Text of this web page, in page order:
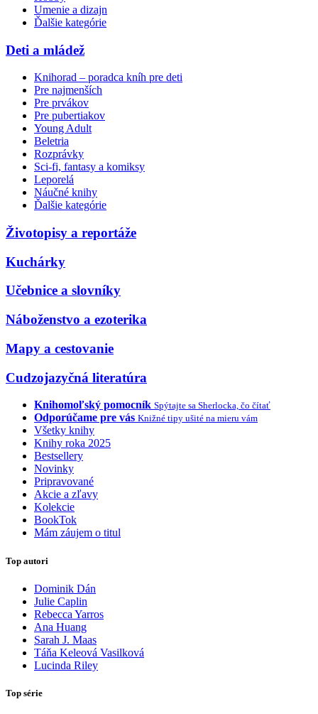
Umenie a dizajn
Ďalšie kategórie
Deti a mládež
Knihorad – poradca kníh pre deti
Pre najmenších
Pre prvákov
Pre pubertiakov
Young Adult
Beletria
Rozprávky
Sci-fi, fantasy a komiksy
Leporelá
Náučné knihy
Ďalšie kategórie
Životopisy a reportáže
Kuchárky
Učebnice a slovníky
Náboženstvo a ezoterika
Mapy a cestovanie
Cudzojazyčná literatúra
Knihomoľský pomocník Spýtajte sa Sherlocka, čo čítať
Odporúčame pre vás Knižné tipy ušité na mieru vám
Všetky knihy
Knihy roka 2025
Bestsellery
Novinky
Pripravované
Akcie a zľavy
Kolekcie
BookTok
Mám záujem o titul
Top autori
Dominik Dán
Julie Caplin
Rebecca Yarros
Ana Huang
Sarah J. Maas
Táňa Keleová Vasilková
Lucinda Riley
Top série